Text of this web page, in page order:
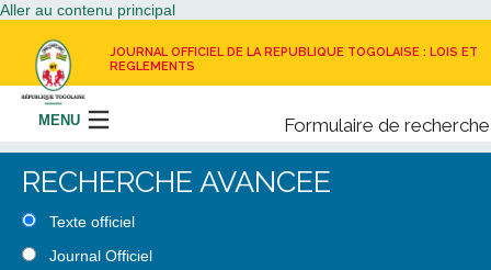
Aller au contenu principal
JOURNAL OFFICIEL DE LA REPUBLIQUE TOGOLAISE : LOIS ET
REGLEMENTS
Formulaire de recherche
Rechercher
MENU
LE JOURNAL OFFICIEL
RECEVOIR LE JOURNAL OFFICIEL
RECHERCHE AVANCEE
Texte officiel
Journal Officiel